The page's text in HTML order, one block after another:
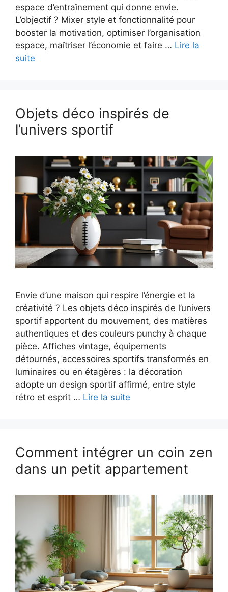
espace d’entraînement qui donne envie.
L’objectif ? Mixer style et fonctionnalité pour
booster la motivation, optimiser l’organisation
espace, maîtriser l’économie et faire … Lire la
suite
Objets déco inspirés de
l’univers sportif
Envie d’une maison qui respire l’énergie et la
créativité ? Les objets déco inspirés de l’univers
sportif apportent du mouvement, des matières
authentiques et des couleurs punchy à chaque
pièce. Affiches vintage, équipements
détournés, accessoires sportifs transformés en
luminaires ou en étagères : la décoration
adopte un design sportif affirmé, entre style
rétro et esprit … Lire la suite
Comment intégrer un coin zen
dans un petit appartement